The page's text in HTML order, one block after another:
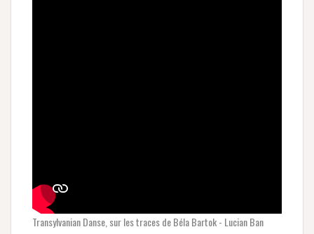
Transylvanian Danse, sur les traces de Béla Bartok - Lucian Ban